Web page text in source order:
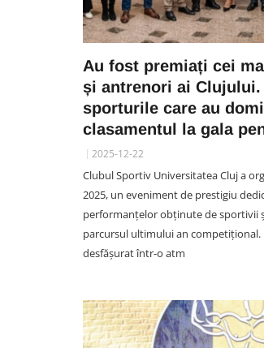
Au fost premiați cei
și antrenori ai Clujului.
sporturile care au
clasamentul la gala
2025-12-22
Clubul Sportiv Universitatea Cluj a
2025, un eveniment de prestigiu
performanțelor obținute de sportivii
parcursul ultimului an competițional.
desfășurat într-o atm